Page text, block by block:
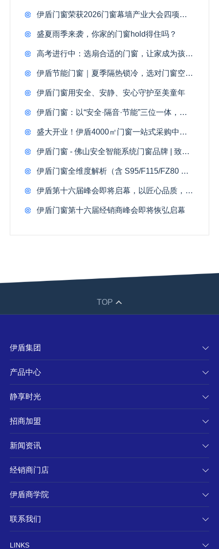
伊盾门窗荣获2026门窗幕墙产业大会四项大奖
盛夏雨季来袭，你家的门窗hold得住吗？
高考进行中：选扇合适的门窗，让家成为孩子最好的备考自习室
伊盾节能门窗｜夏季隔热锁冷，选对门窗空调电费省一半
伊盾门窗用安全、安静、安心守护至美童年
伊盾门窗：以“安全·隔音·节能”三位一体，重塑品质人居新高度
盛大开业！伊盾4000㎡门窗一站式采购中心落地佛山，引起全城瞩目
伊盾门窗 - 佛山安全智能系统门窗品牌 | 致胜门窗市场核心密码
伊盾门窗全维度解析（含 S95/F115/FZ80 三款全新产品）
伊盾第十六届峰会即将启幕，以匠心品质，焕新千万家庭理想人居
伊盾门窗第十六届经销商峰会即将恢弘启幕
TOP
伊盾集团
产品中心
静享时光
招商加盟
新闻资讯
经销商门店
伊盾商学院
联系我们
LINKS